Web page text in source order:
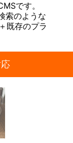
です。
索のような
既存のプラ